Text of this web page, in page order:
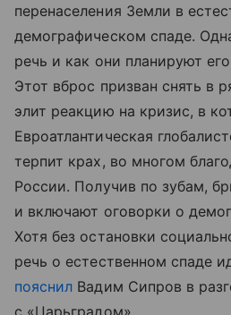
перенаселения Земли в
демографическом спаде.
речь и как они планируют
Этот вброс призван снять в
элит реакцию на кризис, в
Евроатлантическая
терпит крах, во многом
России. Получив по зубам,
и включают оговорки о
Хотя без остановки
речь о естественном спаде
пояснил Вадим Сипров в
с «Царьградом».